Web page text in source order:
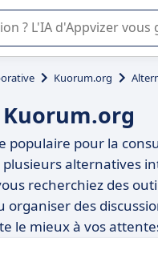
vous guide dans
Kuorum.org
pour la
alternatives
recherchiez des
des
le mieux à vos